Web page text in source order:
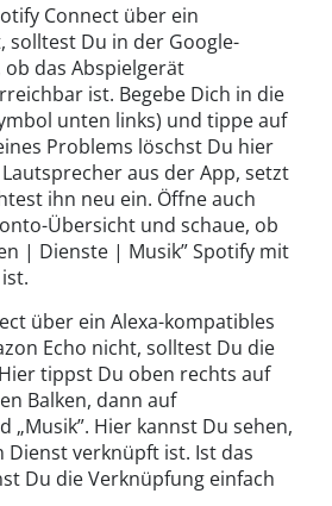
Connect über ein
solltest Du in der Google-
das Abspielgerät
ist. Begebe Dich in die
unten links) und tippe auf
Problems löschst Du hier
aus der App, setzt
ihn neu ein. Öffne auch
Übersicht und schaue, ob
| Dienste | Musik” Spotify mit
über ein Alexa-kompatibles
Echo nicht, solltest Du die
tippst Du oben rechts auf
Balken, dann auf
„Musik”. Hier kannst Du sehen,
Dienst verknüpft ist. Ist das
Du die Verknüpfung einfach